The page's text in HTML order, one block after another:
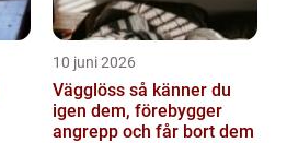
10 juni 2026
Vägglöss så känner du
igen dem, förebygger
angrepp och får bort dem